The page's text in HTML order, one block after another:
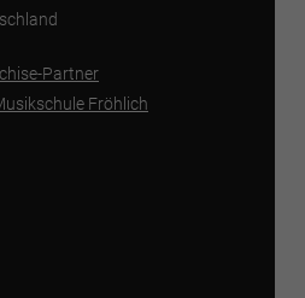
Partner
Fröhlich